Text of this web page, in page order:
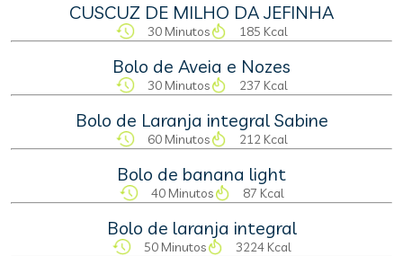
CUSCUZ DE MILHO DA JEFINHA
30 Minutos 185 Kcal
Bolo de Aveia e Nozes
30 Minutos 237 Kcal
Bolo de Laranja integral Sabine
60 Minutos 212 Kcal
Bolo de banana light
40 Minutos 87 Kcal
Bolo de laranja integral
50 Minutos 3224 Kcal